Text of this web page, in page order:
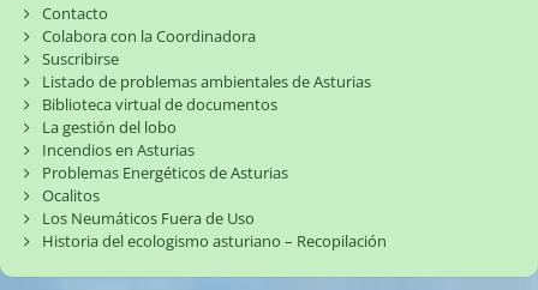
Contacto
Colabora con la Coordinadora
Suscribirse
Listado de problemas ambientales de Asturias
Biblioteca virtual de documentos
La gestión del lobo
Incendios en Asturias
Problemas Energéticos de Asturias
Ocalitos
Los Neumáticos Fuera de Uso
Historia del ecologismo asturiano – Recopilación